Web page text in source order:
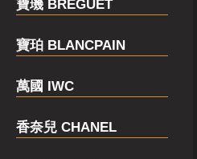
寶璣 BREGUET
寶珀 BLANCPAIN
萬國 IWC
香奈兒 CHANEL